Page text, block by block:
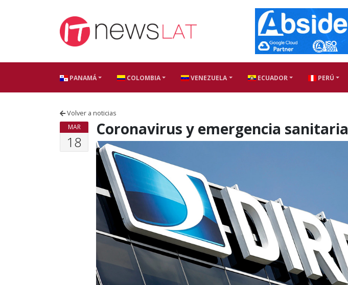
PANAMÁ COLOMBIA VENEZUELA ECUADOR PERÚ
Volver a noticias
MAR
18
Coronavirus y emergencia sanitaria